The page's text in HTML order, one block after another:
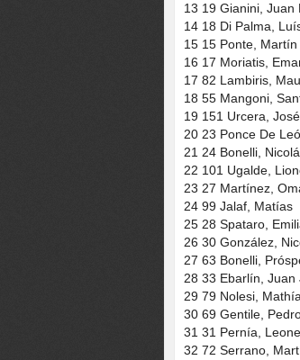
13 19 Gianini, Juan
14 18 Di Palma,
15 15 Ponte, Martín
16 17 Moriatis,
17 82 Lambiris,
18 55 Mangoni,
19 151 Urcera,
20 23 Ponce De
21 24 Bonelli,
22 101 Ugalde,
23 27 Martínez,
24 99 Jalaf, Matías
25 28 Spataro,
26 30 González,
27 63 Bonelli,
28 33 Ebarlín, Juan
29 79 Nolesi,
30 69 Gentile,
31 31 Pernía,
32 72 Serrano,